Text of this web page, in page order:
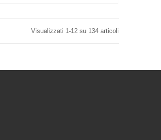
Visualizzati 1-12 su 134 articoli